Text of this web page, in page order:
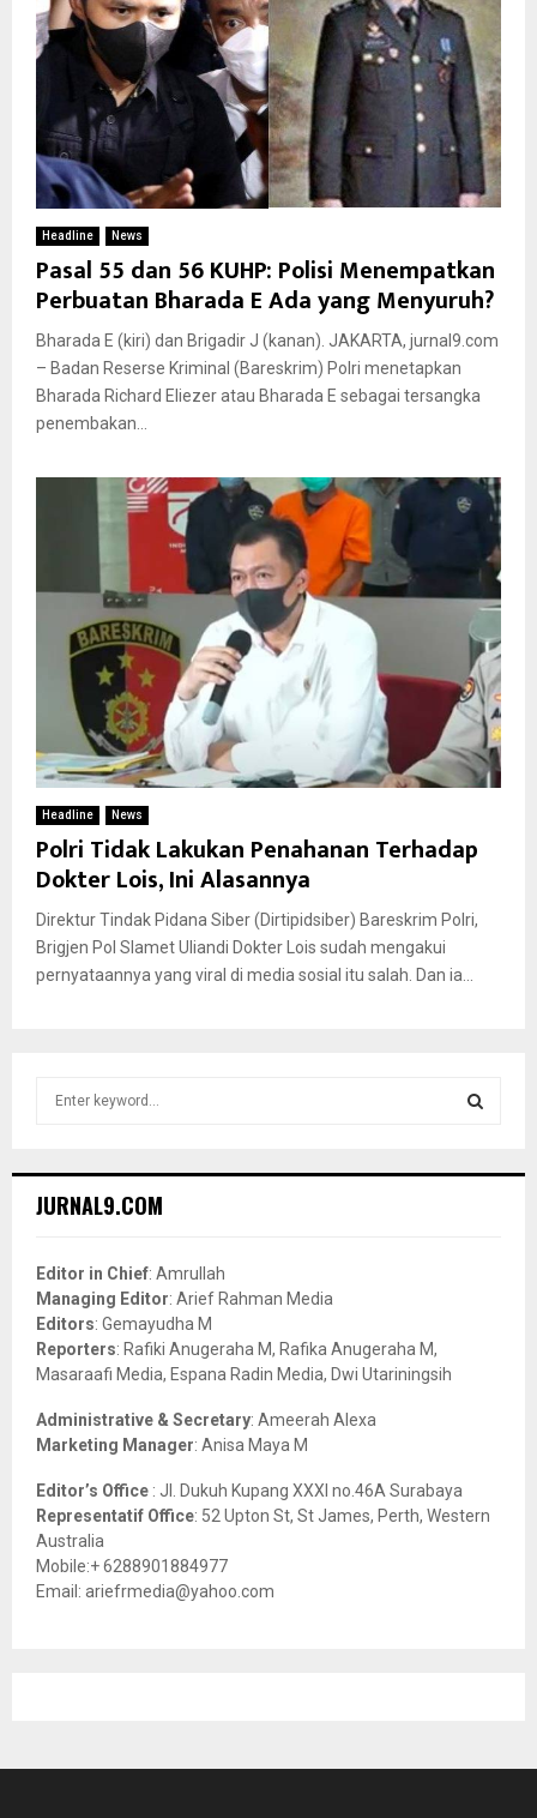
Headline News
Pasal 55 dan 56 KUHP: Polisi Menempatkan
Perbuatan Bharada E Ada yang Menyuruh?
Bharada E (kiri) dan Brigadir J (kanan). JAKARTA, jurnal9.com
– Badan Reserse Kriminal (Bareskrim) Polri menetapkan
Bharada Richard Eliezer atau Bharada E sebagai tersangka
penembakan...
Headline News
Polri Tidak Lakukan Penahanan Terhadap
Dokter Lois, Ini Alasannya
Direktur Tindak Pidana Siber (Dirtipidsiber) Bareskrim Polri,
Brigjen Pol Slamet Uliandi Dokter Lois sudah mengakui
pernyataannya yang viral di media sosial itu salah. Dan ia...
h
o
r
:
JURNAL9.COM
Editor in Chief: Amrullah
Managing Editor: Arief Rahman Media
Editors: Gemayudha M
Reporters: Rafiki Anugeraha M, Rafika Anugeraha M,
Masaraafi Media, Espana Radin Media, Dwi Utariningsih
Administrative & Secretary: Ameerah Alexa
Marketing Manager: Anisa Maya M
Editor’s Office : Jl. Dukuh Kupang XXXI no.46A Surabaya
Representatif Office: 52 Upton St, St James, Perth, Western
Australia
Mobile:+ 6288901884977
Email: ariefrmedia@yahoo.com